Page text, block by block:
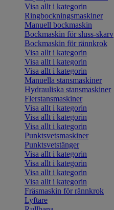
Visa allt i kategorin
Ringbockningsmaskiner
Manuell bockmaskin
Bockmaskin för sluss-skarv
Bockmaskin för rännkrok
Visa allt i kategorin
Visa allt i kategorin
Visa allt i kategorin
Manuella stansmaskiner
Hydrauliska stansmaskiner
Flerstansmaskiner
Visa allt i kategorin
Visa allt i kategorin
Visa allt i kategorin
Punktsvetsmaskiner
Punktsvetstänger
Visa allt i kategorin
Visa allt i kategorin
Visa allt i kategorin
Visa allt i kategorin
Fräsmaskin för rännkrok
Lyftare